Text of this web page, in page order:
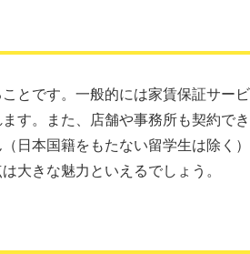
とです。一般的には家賃保証サー
す。また、店舗や事務所も契約で
日本国籍をもたない留学生は除く）
大きな魅力といえるでしょう。